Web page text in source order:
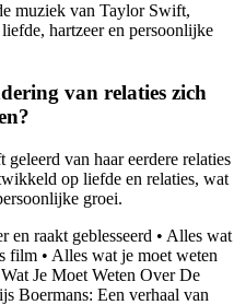
muziek van Taylor Swift,
hartzeer en persoonlijke
van relaties zich
van haar eerdere relaties
op liefde en relaties, wat
groei.
en raakt geblesseerd • Alles wat
film • Alles wat je moet weten
Je Moet Weten Over De
Boermans: Een verhaal van